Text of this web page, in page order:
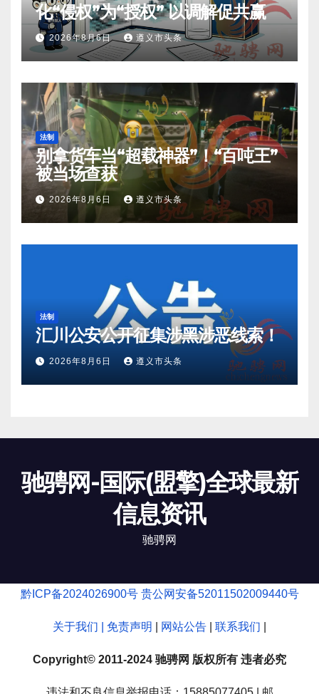
化“侵权”为“授权” 以调解促共赢
2026年8月6日 遵义市头条
法制
别拿货车当“超载神器”！“百吨王”
被当场查获
2026年8月6日 遵义市头条
法制
汇川公安公开征集涉黑涉恶线索！
2026年8月6日 遵义市头条
驰骋网-国际(盟擎)全球最新
信息资讯
驰骋网
黔ICP备2024026900号 贵公网安备52011502009440号
关于我们 | 免责声明 网站公告 联系我们
Copyright© 2011-2024 驰骋网 版权所有 违者必究